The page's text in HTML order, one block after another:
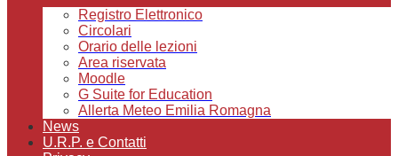
Registro Elettronico
Circolari
Orario delle lezioni
Area riservata
Moodle
G Suite for Education
Allerta Meteo Emilia Romagna
News
U.R.P. e Contatti